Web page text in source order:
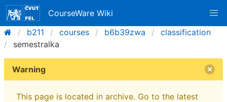
CourseWare Wiki
b211
courses b6b39zwa
classification
semestralka
Warning
This page is located in archive. Go to the latest